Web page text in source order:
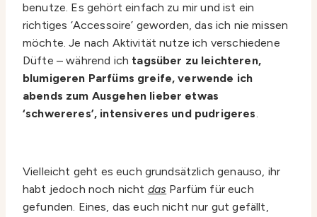
benutze. Es gehört einfach zu mir und ist ein
richtiges ‘Accessoire’ geworden, das ich nie missen
möchte. Je nach Aktivität nutze ich verschiedene
Düfte – während ich tagsüber zu leichteren,
blumigeren Parfüms greife, verwende ich
abends zum Ausgehen lieber etwas
‘schwereres’, intensiveres und pudrigeres.
Vielleicht geht es euch grundsätzlich genauso, ihr
habt jedoch noch nicht das Parfüm für euch
gefunden. Eines, das euch nicht nur gut gefällt,